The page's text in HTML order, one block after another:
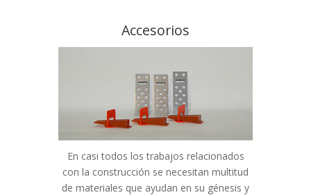
Accesorios
En casi todos los trabajos relacionados
con la construcción se necesitan multitud
de materiales que ayudan en su génesis y